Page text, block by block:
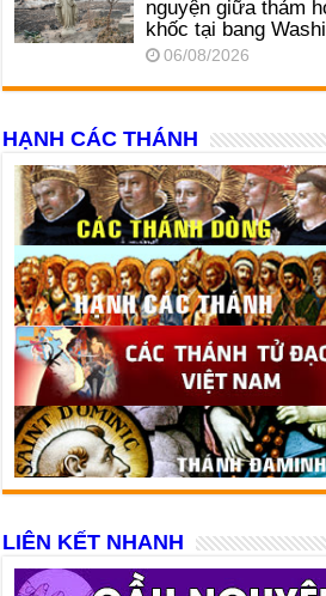
nguyện giữa thảm
khốc tại bang
06/08/2026
HẠNH CÁC THÁNH
LIÊN KẾT NHANH